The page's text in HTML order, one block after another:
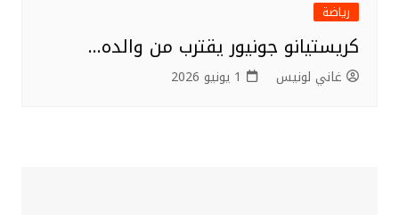
رياضة
كريستيانو جونيور يقترب من والده…
غاني لونيس 1 يونيو 2026